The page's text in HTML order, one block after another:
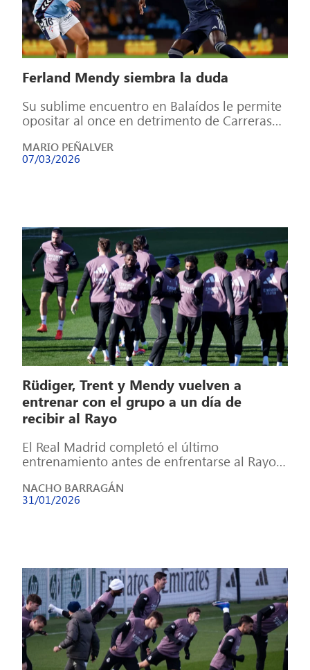
Ferland Mendy siembra la duda
Su sublime encuentro en Balaídos le permite
opositar al once en detrimento de Carreras
MARIO PEÑALVER
07/03/2026
Rüdiger, Trent y Mendy vuelven a
entrenar con el grupo a un día de
recibir al Rayo
El Real Madrid completó el último
entrenamiento antes de enfrentarse al Rayo
NACHO BARRAGÁN
31/01/2026